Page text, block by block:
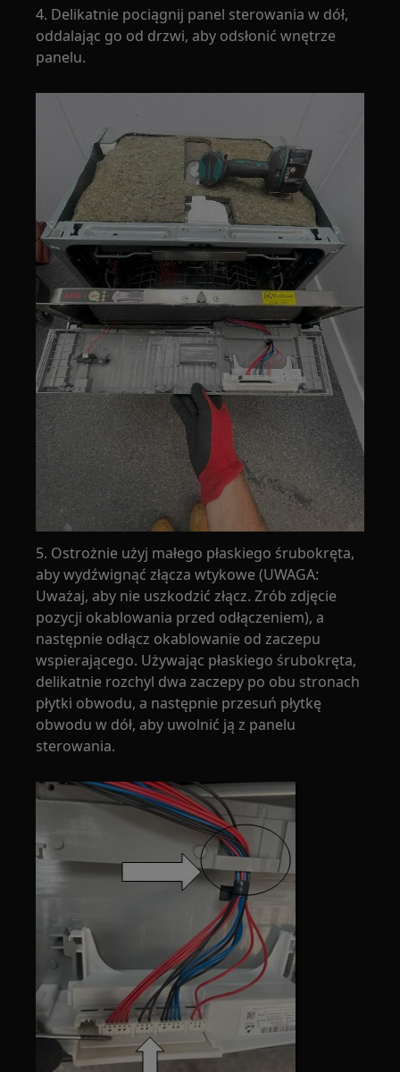
4. Delikatnie pociągnij panel sterowania w dół,
oddalając go od drzwi, aby odsłonić wnętrze
panelu.
5. Ostrożnie użyj małego płaskiego śrubokręta,
aby wydźwignąć złącza wtykowe (UWAGA:
Uważaj, aby nie uszkodzić złącz. Zrób zdjęcie
pozycji okablowania przed odłączeniem), a
następnie odłącz okablowanie od zaczepu
wspierającego. Używając płaskiego śrubokręta,
delikatnie rozchyl dwa zaczepy po obu stronach
płytki obwodu, a następnie przesuń płytkę
obwodu w dół, aby uwolnić ją z panelu
sterowania.